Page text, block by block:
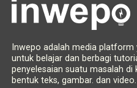
Inwepo adalah media
untuk belajar dan berbagi
penyelesaian suatu masalah di
bentuk teks, gambar. dan video.